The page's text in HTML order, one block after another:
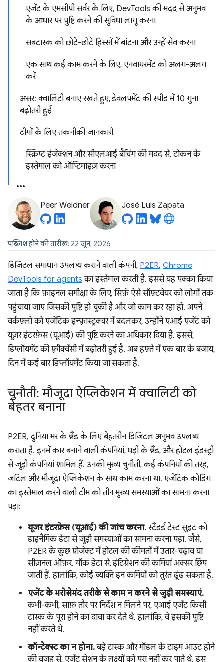
एजेंट के एमसीपी सर्वर के लिए, DevTools की मदद से अनुभव
के आधार पर पुष्टि करने की सुविधा लागू करना
सबटास्क को छोटे-छोटे हिस्सों में बांटना और उन्हें सेव करना
एक साथ कई काम करने के लिए, एनवायरमेंट को अलग-अलग
करें
असर: क्वालिटी बनाए रखते हुए, डेवलपमेंट की स्पीड में 10 गुना
बढ़ोतरी हुई
टीमों के लिए तकनीकी जानकारी
स्क्रिप्ट इंजेक्शन और सीएलआई बैचिंग की मदद से, टोकन के
इस्तेमाल को ऑप्टिमाइज़ करना
Peer Weidner José Luis Zapata
पब्लिश होने की तारीख: 22 जून, 2026
डिजिटल समाधान उपलब्ध कराने वाली कंपनी, P2ER, Chrome
DevTools for agents का इस्तेमाल करती है. इससे यह पक्का किया
जाता है कि फ़ाइनल समीक्षा के लिए, सिर्फ़ ऐसे सॉफ़्टवेयर को लोगों तक
पहुंचाया जाए जिसकी पुष्टि हो चुकी है और जो काम कर रहा हो. अपने
वर्कफ़्लो को एजेंटिक इन्फ़्रास्ट्रक्चर में बदलकर, उन्होंने एआई एजेंट को
यूज़र इंटरफ़ेस (यूआई) की पुष्टि करने का अधिकार दिया है. इससे,
डिप्लॉयमेंट की फ़्रीक्वेंसी में बढ़ोतरी हुई है. अब हफ़्ते में एक बार के बजाय,
दिन में कई बार डिप्लॉयमेंट किया जा सकता है.
चुनौती: मौजूदा ऐप्लिकेशन में क्वालिटी को
बेहतर बनाना
P2ER, दुनिया भर के ब्रैंड के लिए बेहतरीन डिजिटल अनुभव उपलब्ध
कराता है. इनमें कार बनाने वाली कंपनियां, घड़ी के ब्रैंड, और होटल इंडस्ट्री
से जुड़ी कंपनियां शामिल हैं. उनकी मुख्य चुनौती, कई कंपनियों की तरह,
जटिल और मौजूदा ऐप्लिकेशन के साथ काम करना था. एजेंटिक कोडिंग
का इस्तेमाल करने वाली टीम को तीन मुख्य समस्याओं का सामना करना
पड़ा:
यूज़र इंटरफ़ेस (यूआई) की जांच करना. स्टैंडर्ड टेस्ट सुइट को
डाइनैमिक डेटा से जुड़ी समस्याओं का सामना करना पड़ा. जैसे,
P2ER के कुछ प्रोजेक्ट में होटल की कीमतों में उतार-चढ़ाव या
सीज़नल ऑफ़र. मॉक डेटा से, इंटिग्रेशन की कमियां अक्सर छिप
जाती हैं. हालांकि, कोई व्यक्ति इन कमियों को तुरंत ढूंढ सकता है.
एजेंट के भरोसेमंद तरीके से काम न करने से जुड़ी समस्याएं.
कभी-कभी, साफ़ तौर पर निर्देश न मिलने पर, एआई एजेंट किसी
टास्क के पूरा होने का दावा कर देते थे. हालांकि, वे इसकी पुष्टि
नहीं करते थे.
कॉन्टेक्स्ट का न होना.बड़े टास्क और मॉडल के टाइम आउट होने
की वजह से, एजेंट सेशन के लक्ष्यों को पूरा नहीं कर पाते थे. इस